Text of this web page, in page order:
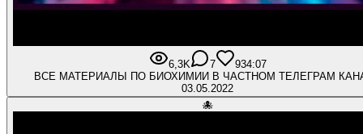
6,3K 7 934:07
ВСЕ МАТЕРИАЛЫ ПО БИОХИМИИ В ЧАСТНОМ ТЕЛЕГРАМ
03.05.2022
🐙